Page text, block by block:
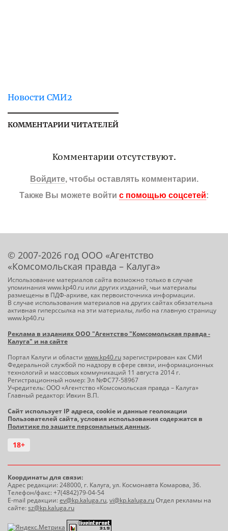
Новости СМИ2
КОММЕНТАРИИ ЧИТАТЕЛЕЙ
Комментарии отсутствуют.
Войдите, чтобы оставлять комментарии.
Также Вы можете войти с помощью соцсетей:
© 2007-2026 год ООО «Агентство
«Комсомольская правда – Калуга»
Использование материалов сайта возможно только в случае
упоминания www.kp40.ru или других изданий, чьи материалы
размещены в ПДФ-архиве, как первоисточника информации.
В случае использования материалов на других сайтах обязательна
активная гиперссылка на эти материалы, либо на главную страницу
www.kp40.ru
Реклама в изданиях ООО "Агентство "Комсомольская правда -
Калуга" и на сайте
Портал Калуги и области www.kp40.ruзарегистрирован как СМИ
Федеральной службой по надзору в сфере связи, информационных
технологий и массовых коммуникаций 11 августа 2014 г.
Регистрационный номер: Эл №ФС77-58967
Учредитель: ООО «Агентство «Комсомольская правда – Калуга»
Главный редактор: Ивкин В.П.
Сайт использует IP адреса, cookie и данные геолокации
Пользователей сайта, условия использования содержатся в
Политике по защите персональных данных.
18+
Координаты для связи:
Адрес редакции: 248000, г. Калуга, ул. Космонавта Комарова, 36.
Телефон/факс: +7(4842)79-04-54
E-mail редакции:ev@kp.kaluga.ru, vi@kp.kaluga.ruОтдел рекламы на
сайте:sz@kp.kaluga.ru